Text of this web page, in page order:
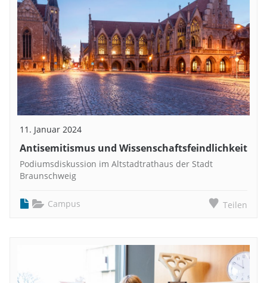
11. Januar 2024
Antisemitismus und Wissenschaftsfeindlichkeit
Podiumsdiskussion im Altstadtrathaus der Stadt
Braunschweig
Campus Teilen